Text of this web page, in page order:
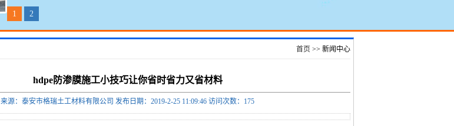
1 2
首页 >> 新闻中心
hdpe防渗膜施工小技巧让你省时省力又省材料
来源：泰安市格瑞土工材料有限公司 发布日期：2019-2-25 11:09:46 访问次数： 175